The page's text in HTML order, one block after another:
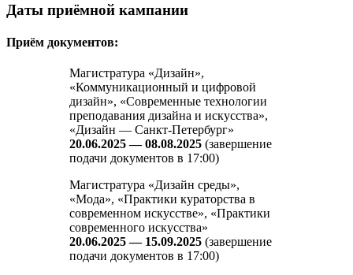
Даты приёмной кампании
Приём документов:
Магистратура «Дизайн»,
«Коммуникационный и цифровой
дизайн», «Современные технологии
преподавания дизайна и искусства»,
«Дизайн — Санкт-Петербург»
20.06.2025 — 08.08.2025 (завершение
подачи документов в 17:00)
Магистратура «Дизайн среды»,
«Мода», «Практики кураторства в
современном искусстве», «Практики
современного искусства»
20.06.2025 — 15.09.2025 (завершение
подачи документов в 17:00)